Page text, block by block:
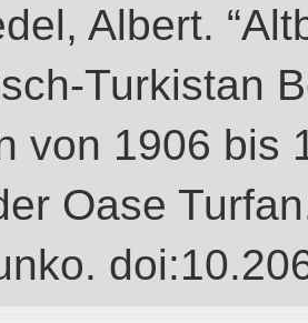
Albert.
Turkistan
von 1906 bis
Oase